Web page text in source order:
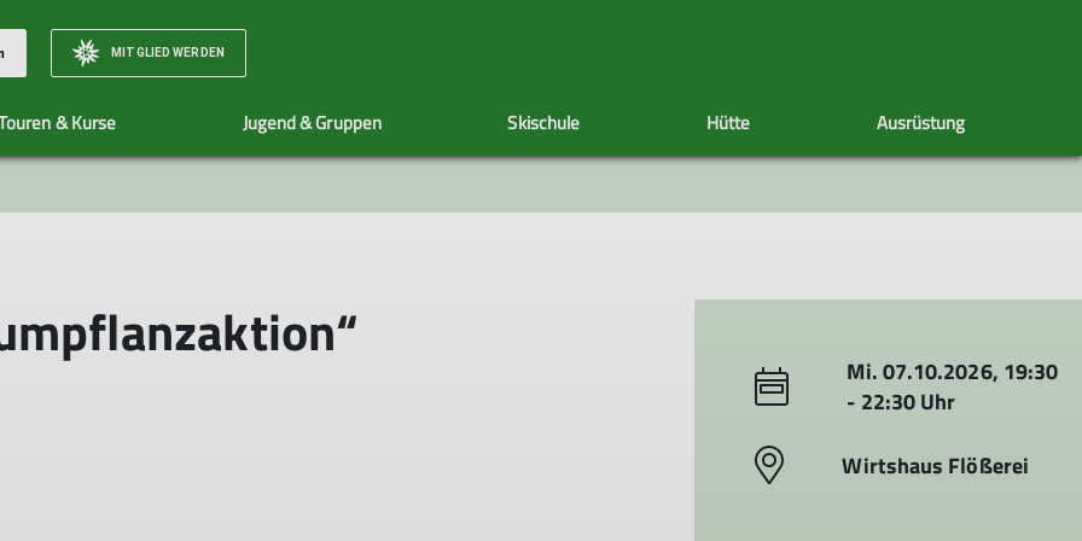
MITGLIED WERDEN
Unser Team
Jugendleiter*innen
Skischule
Wir stellen uns vor
Veranstaltungen Tourenberichte
& Kurse
Organisatorisches zu Touren Bewertungsskalen Ausrüstungsliste für Touren
Jugend & Gruppen
Klettergruppen
Skischule
Team Berichte
Hütte
Hütten Neuigkeiten
Ausrüstung
Mi. 07.10.2026, 19:30
- 22:30 Uhr
Wirtshaus Flößerei